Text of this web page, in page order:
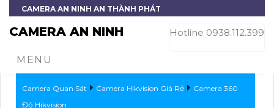
CAMERA AN NINH AN THÀNH PHÁT
CAMERA AN NINH Hotline 0938.112.399
MENU
Camera Quan Sát Camera Hikvision Giá Rẻ
Camera 360
Độ Hikvision